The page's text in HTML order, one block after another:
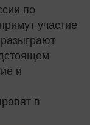
по
участие
и
в